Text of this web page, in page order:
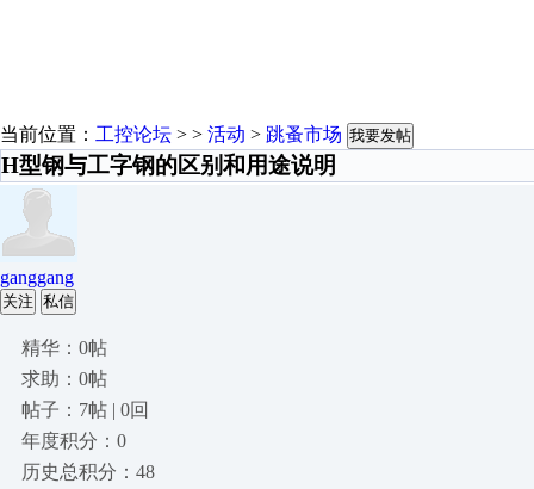
当前位置： 工控论坛 > > 活动 > 跳蚤市场 我要发帖
H型钢与工字钢的区别和用途说明
ganggang
关注 私信
精华：0帖
求助：0帖
帖子：7帖 | 0回
年度积分：0
历史总积分：48